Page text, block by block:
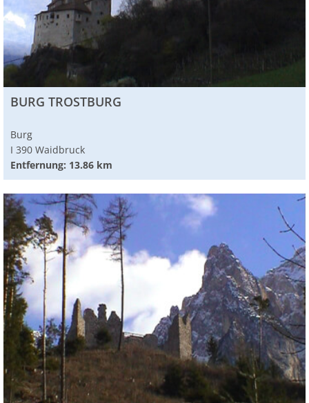
BURG TROSTBURG
Burg
I 390 Waidbruck
Entfernung: 13.86 km